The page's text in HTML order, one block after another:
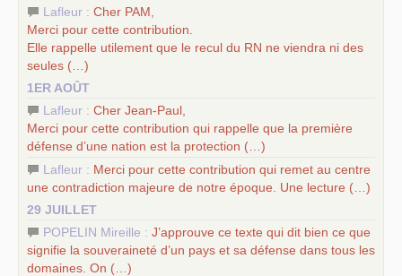
–lescinq chantiers pour contribuer au débat sur le projet
communiste
Lafleur : Cher PAM
Merci pour cette contribution.
Elle rappelle utilement que le recul du RN ne viendra ni des
seules (…)
1ER AOÛT
Lafleur : Cher Jean-Paul,
Merci pour cette contribution qui rappelle que la première
défense d’une nation est la protection (…)
Lafleur : Merci pour cette contribution qui remet au centre
une contradiction majeure de notre époque. Une lecture (…)
29 JUILLET
POPELIN Mireille : J’approuve ce texte qui dit bien ce que
signifie la souveraineté d’un pays et sa défense dans tous les
domaines. On (…)